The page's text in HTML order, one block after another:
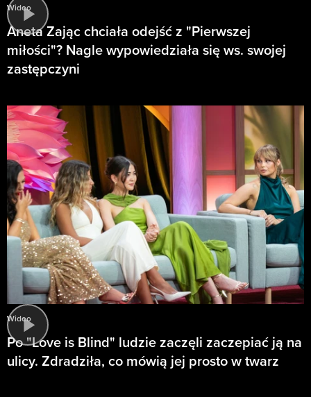
Wideo
Aneta Zając chciała odejść z "Pierwszej
miłości"? Nagle wypowiedziała się ws. swojej
zastępczyni
Wideo
Po "Love is Blind" ludzie zaczęli zaczepiać ją na
ulicy. Zdradziła, co mówią jej prosto w twarz